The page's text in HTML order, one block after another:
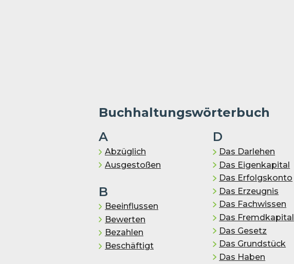
Buchhaltungswörterbuch
A
Abzüglich
Ausgestoßen
B
Beeinflussen
Bewerten
Bezahlen
Be­schäf­tigt
D
Das Darlehen
Das Eigenkapital
Das Erfolgskonto
Das Er­zeug­nis
Das Fachwissen
Das Fremd­ka­pi­tal
Das Gesetz
Das Grundstück
Das Haben